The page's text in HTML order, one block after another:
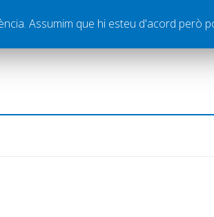
Publicitat Contacte
Assumim que hi esteu d'acord però